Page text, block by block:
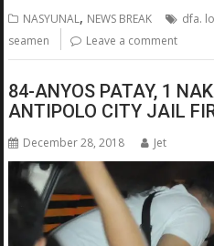
NASYUNAL, NEWS BREAK dfa.
seamen Leave a comment
84-ANYOS PATAY, 1
ANTIPOLO CITY JAIL
December 28, 2018 Jet